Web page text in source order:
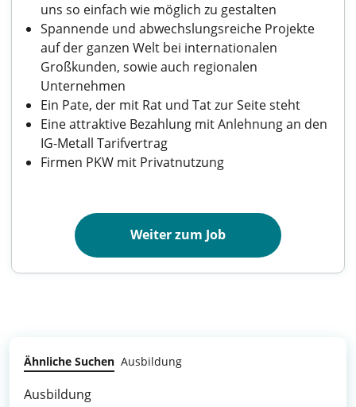
uns so einfach wie möglich zu gestalten
Spannende und abwechslungsreiche Projekte
auf der ganzen Welt bei internationalen
Großkunden, sowie auch regionalen
Unternehmen
Ein Pate, der mit Rat und Tat zur Seite steht
Eine attraktive Bezahlung mit Anlehnung an den
IG-Metall Tarifvertrag
Firmen PKW mit Privatnutzung
Weiter zum Job
Ähnliche Suchen Ausbildung
Ausbildung